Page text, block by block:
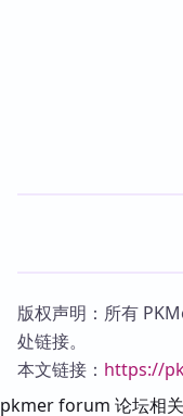
版权声明：所有
处链接。
本文链接： https://
pkmer forum 论坛相关